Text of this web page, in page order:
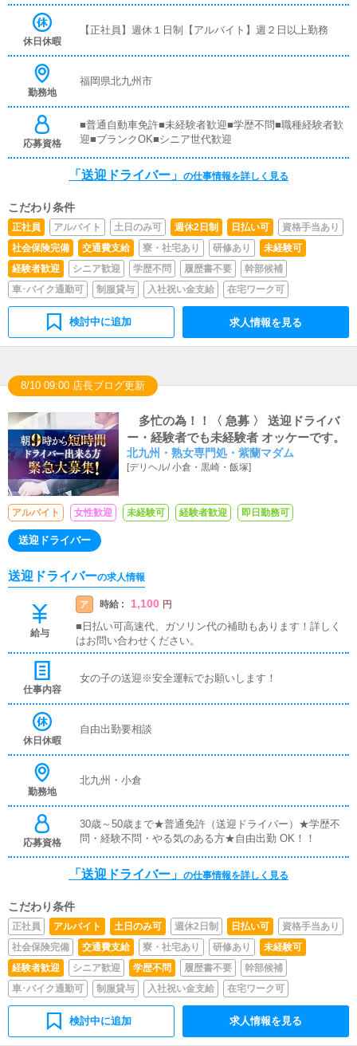
ます。お客様のご案内時に、システムの説明や料金の受け
イバーと同乗して行動し、業務の流れを覚えていただきま
事務所や待機室の清掃を行っていただきます。キャストの
休日休暇
【正社員】週休１日制【アルバイト】週２日以上勤務
勤務地
福岡県北九州市
応募資格
■普通自動車免許■未経験者歓迎■学歴不問■職種経験者歓
迎■ブランクOK■シニア世代歓迎
「送迎ドライバー」 の仕事情報を詳しく見る
こだわり条件
正社員 アルバイト 土日のみ可 週休2日制 日払い可
資格手当あり
社会保険完備
交通費支給 寮・社宅あり 研修あり
未経験可
経験者歓迎
シニア歓迎 学歴不問 履歴書不要
幹部候補
車･バイク通勤可
制服貸与 入社祝い金支給 在宅ワーク可
検討中に追加 求人情報を見る
8/10 09:00 店長ブログ更新
多忙の為！！〈 急募 〉 送迎ドライバ
ー・経験者でも未経験者 オッケーです。
北九州・熟女専門処・紫蘭マダム
[デリヘル/小倉・黒崎・飯塚]
アルバイト 女性歓迎 未経験可 経験者歓迎 即日勤務可
送迎ドライバー
送迎ドライバーの求人情報
給与
ア 時給 : 1,100 円
■日払い可高速代、ガソリン代の補助もあります！詳しく
はお問い合わせください。
仕事内容
女の子の送迎※安全運転でお願いします！
休日休暇
自由出勤要相談
勤務地
北九州・小倉
応募資格
30歳～50歳まで★普通免許（送迎ドライバー）★学歴不
問・経験不問・やる気のある方★自由出勤 OK！！
「送迎ドライバー」 の仕事情報を詳しく見る
こだわり条件
正社員 アルバイト 土日のみ可 週休2日制 日払い可
資格手当あり
社会保険完備
交通費支給 寮・社宅あり 研修あり
未経験可
経験者歓迎
シニア歓迎 学歴不問 履歴書不要
幹部候補
車･バイク通勤可
制服貸与 入社祝い金支給 在宅ワーク可
検討中に追加 求人情報を見る